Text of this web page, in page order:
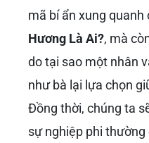
mã bí ẩn xung quanh
Hương Là Ai?, mà
do tại sao một nhân
như bà lại lựa chọn
Đồng thời, chúng ta
sự nghiệp phi